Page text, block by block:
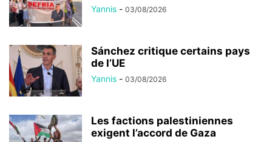
Yannis - 03/08/2026
Sánchez critique certains pays
de l’UE
Yannis - 03/08/2026
Les factions palestiniennes
exigent l’accord de Gaza